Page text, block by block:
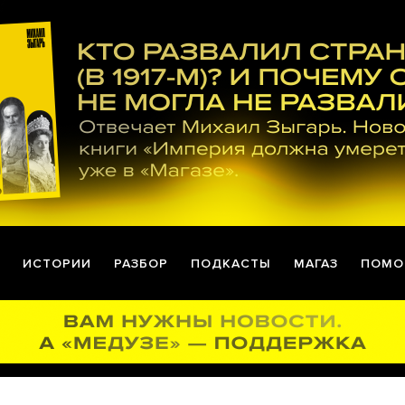
ИСТОРИИ РАЗБОР ПОДКАСТЫ МАГАЗ